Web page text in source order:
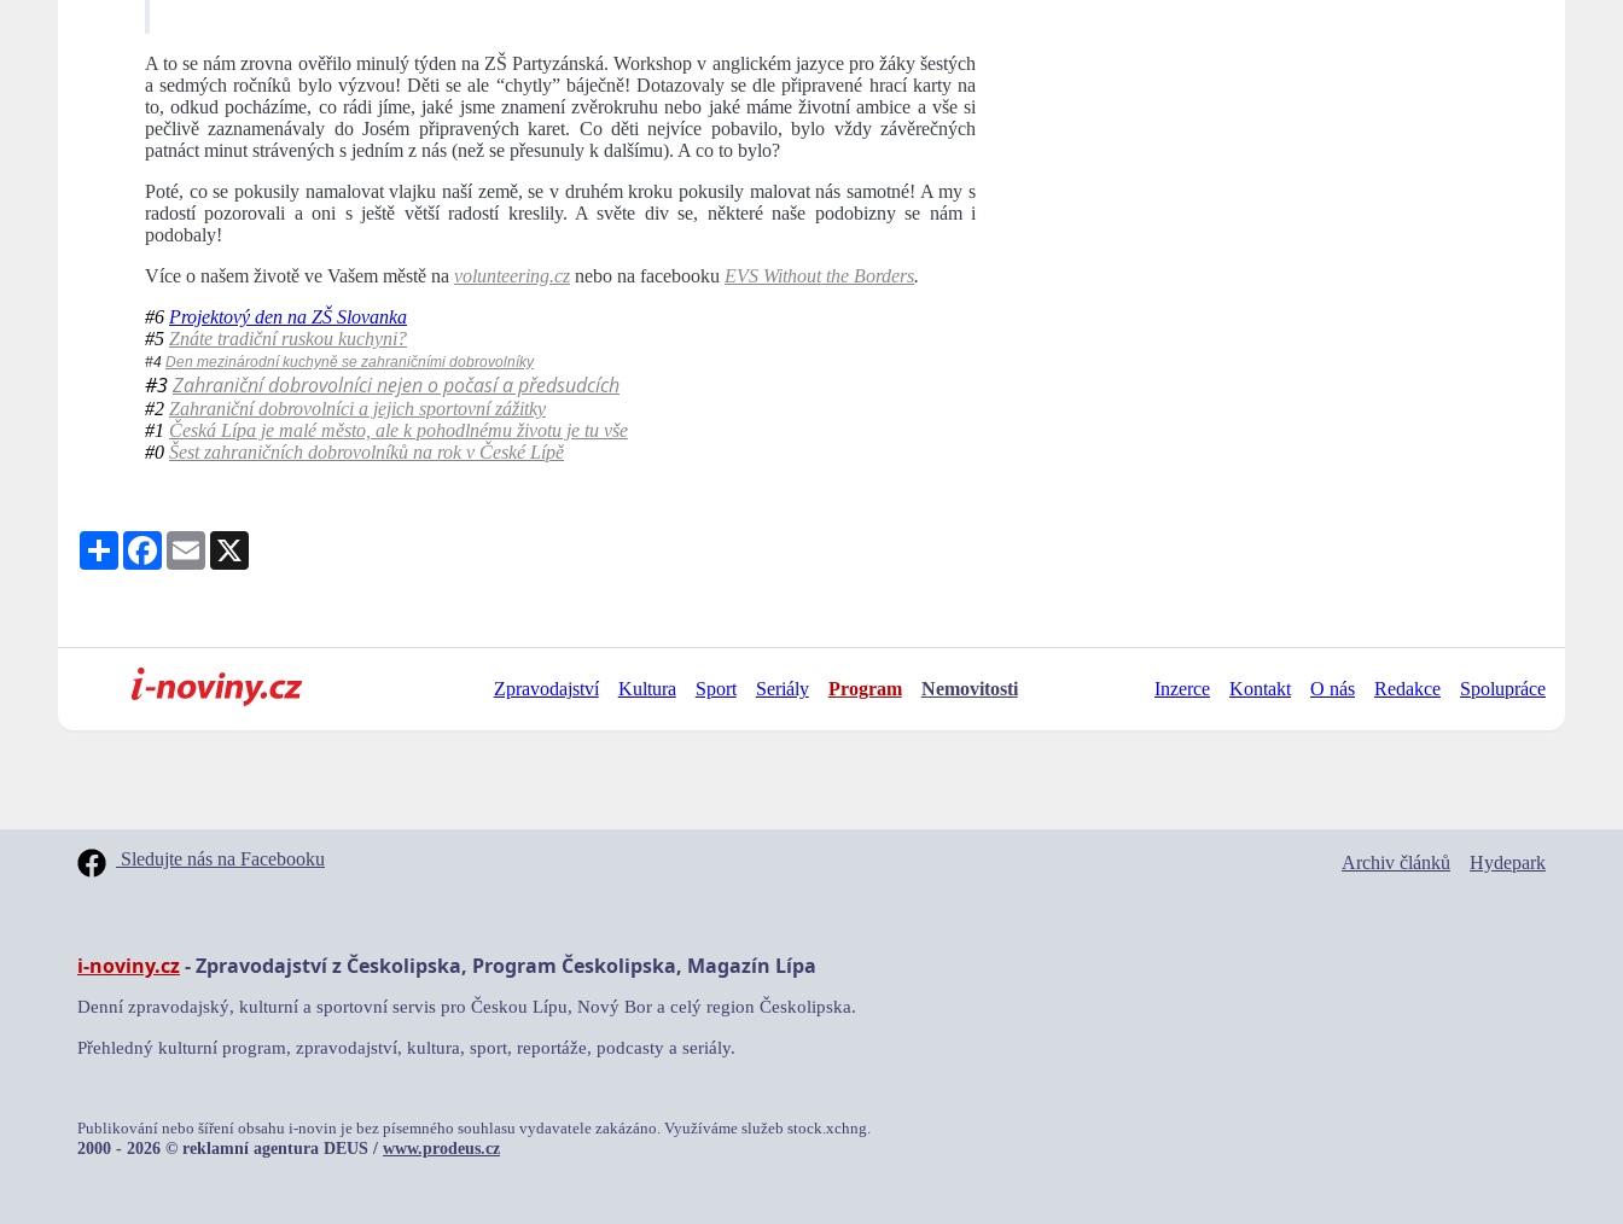
A to se nám zrovna ověřilo minulý týden na ZŠ Partyzánská. Workshop v anglickém jazyce pro žáky šestých
a sedmých ročníků bylo výzvou! Děti se ale “chytly” báječně! Dotazovaly se dle připravené hrací karty na
to, odkud pocházíme, co rádi jíme, jaké jsme znamení zvěrokruhu nebo jaké máme životní ambice a vše si
pečlivě zaznamenávaly do Josém připravených karet. Co děti nejvíce pobavilo, bylo vždy závěrečných
patnáct minut strávených s jedním z nás (než se přesunuly k dalšímu). A co to bylo?
Poté, co se pokusily namalovat vlajku naší země, se v druhém kroku pokusily malovat nás samotné! A my s
radostí pozorovali a oni s ještě větší radostí kreslily. A světe div se, některé naše podobizny se nám i
podobaly!
Více o našem životě ve Vašem městě na volunteering.cz nebo na facebooku EVS Without the Borders.
#6 Projektový den na ZŠ Slovanka
#5 Znáte tradiční ruskou kuchyni?
#4 Den mezinárodní kuchyně se zahraničními dobrovolníky
#3Zahraniční dobrovolníci nejen o počasí a předsudcích
#2 Zahraniční dobrovolníci a jejich sportovní zážitky
#1 Česká Lípa je malé město, ale k pohodlnému životu je tu vše
#0 Šest zahraničních dobrovolníků na rok v České Lípě
Share Facebook
Email
Zpravodajství Kultura Sport Seriály Program Nemovitosti Inzerce Kontakt O nás Redakce Spolupráce
Sledujte nás na Facebooku Archiv článků Hydepark
i-noviny.cz- Zpravodajství z Českolipska, Program Českolipska, Magazín Lípa
Denní zpravodajský, kulturní a sportovní servis pro Českou Lípu, Nový Bor a celý region Českolipska.
Přehledný kulturní program, zpravodajství, kultura, sport, reportáže, podcasty a seriály.
Publikování nebo šíření obsahu i-novin je bez písemného souhlasu vydavatele zakázáno. Využíváme služeb stock.xchng.
2000 - 2026 © reklamní agentura DEUS / www.prodeus.cz